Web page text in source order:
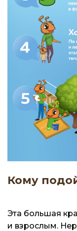
Кому
Эта большая
и взрослым.